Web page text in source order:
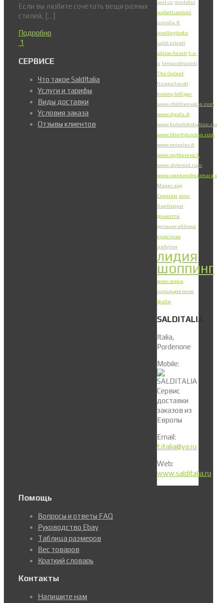
Если вы любите сочетать вещи разных
стилей, […]
Подробно
1
and co modatoi
outletbambini
privalia.it
quellogiusto
saldi privati
silvian heach t-a-
o tempodisconti
The Outnet
tiziana fausti
tommy hilfiger
www.childrensalon.com
www.ilgufo.it
www.libertylondon.com
www.moncler.it
www.mytheresa.it
www.stylemid.com
Маркс энд
Спенсер асос
барберри
дзанотти
дольчегаббана
кристиан
лабутен
лидия
шоппинг
макс мара
патриция пепе
фаби
SALDITALIA
Italia,
Pordenone
Mobile:
Email:
t.italia@ya.ru
Web:
www.salditalia.ru
СЕРВИСЕ
Что такое SaldItalia
Услуги и тарифы
Виды доставки
Условия заказа
Отзывы клиентов
Помощь
Вопросы и ответы FAQ
Руководство Ebay
Таблица размеров
Вес товаров
Краткий словарь
Контакты
Напишите нам